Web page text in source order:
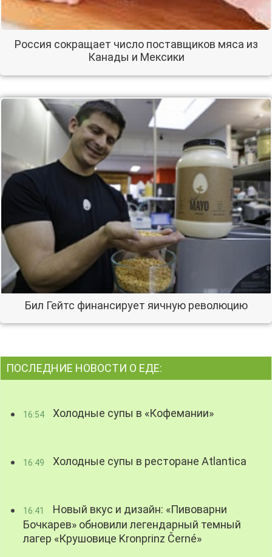
Россия сокращает число поставщиков мяса из
Канады и Мексики
Бил Гейтс финансирует яичную революцию
ПОСЛЕДНИЕ НОВОСТИ О ЕДЕ:
16:54 Холодные супы в «Кофемании»
16:49 Холодные супы в ресторане Atlantica
16:41
Новый вкус и дизайн: «Пивоварни
Бочкарев» обновили легендарный темный
лагер «Крушовице Kronprinz Černé»